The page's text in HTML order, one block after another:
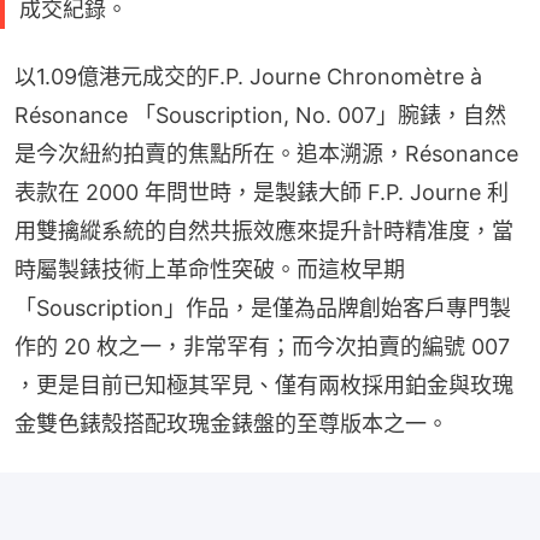
成交紀錄。
以1.09億港元成交的F.P. Journe Chronomètre à
Résonance 「Souscription, No. 007」腕錶，自然
是今次紐約拍賣的焦點所在。追本溯源，Résonance
表款在 2000 年問世時，是製錶大師 F.P. Journe 利
用雙擒縱系統的自然共振效應來提升計時精准度，當
時屬製錶技術上革命性突破。而這枚早期
「Souscription」作品，是僅為品牌創始客戶專門製
作的 20 枚之一，非常罕有；而今次拍賣的編號 007
，更是目前已知極其罕見、僅有兩枚採用鉑金與玫瑰
金雙色錶殼搭配玫瑰金錶盤的至尊版本之一。